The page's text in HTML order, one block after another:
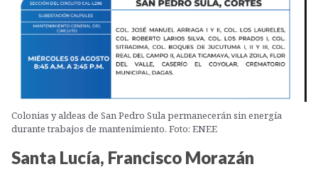
Colonias y aldeas de San Pedro Sula permanecerán sin energía
durante trabajos de mantenimiento. Foto: ENEE
Santa Lucía, Francisco Morazán